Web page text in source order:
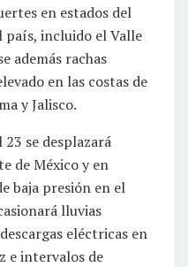
en estados del
país, incluido el Valle
además rachas
en las costas de
y Jalisco.
se desplazará
de México y en
baja presión en el
lluvias
eléctricas en
e intervalos de